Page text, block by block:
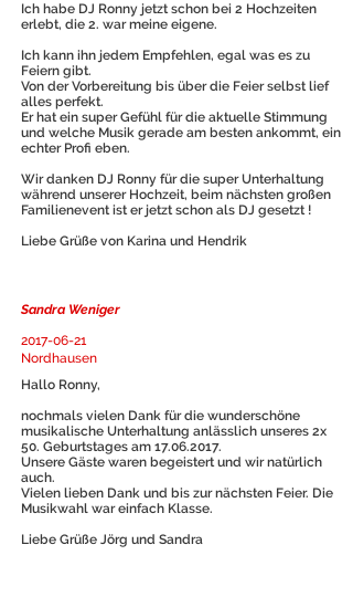
Ich habe DJ Ronny jetzt schon bei 2 Hochzeiten
erlebt, die 2. war meine eigene.
Ich kann ihn jedem Empfehlen, egal was es zu
Feiern gibt.
Von der Vorbereitung bis über die Feier selbst lief
alles perfekt.
Er hat ein super Gefühl für die aktuelle Stimmung
und welche Musik gerade am besten ankommt, ein
echter Profi eben.
Wir danken DJ Ronny für die super Unterhaltung
während unserer Hochzeit, beim nächsten großen
Familienevent ist er jetzt schon als DJ gesetzt !
Liebe Grüße von Karina und Hendrik
Sandra Weniger
2017-06-21
Nordhausen
Hallo Ronny,
nochmals vielen Dank für die wunderschöne
musikalische Unterhaltung anlässlich unseres 2x
50. Geburtstages am 17.06.2017.
Unsere Gäste waren begeistert und wir natürlich
auch.
Vielen lieben Dank und bis zur nächsten Feier. Die
Musikwahl war einfach Klasse.
Liebe Grüße Jörg und Sandra